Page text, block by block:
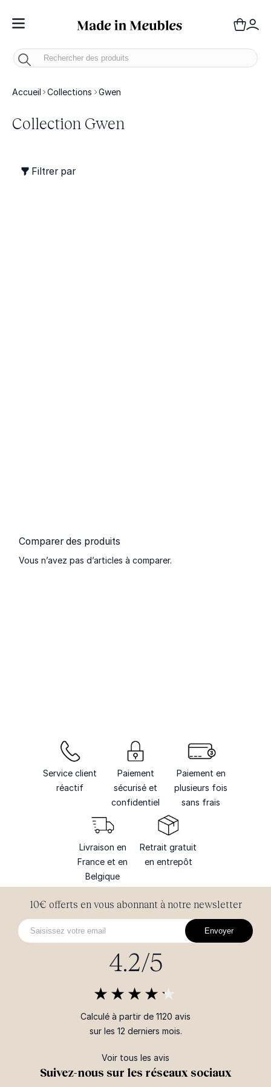
Toggle Nav
Accueil Collections Gwen
Collection Gwen
Filtrer par
Comparer des produits
Vous n’avez pas d’articles à comparer.
Service client
réactif
Paiement
sécurisé et
confidentiel
Paiement en
plusieurs fois
sans frais
Livraison en
France et en
Belgique
Retrait gratuit
en entrepôt
Suivez-nous sur les réseaux sociaux
10€ offerts en vous abonnant à notre newsletter
Envoyer
4.2/5
Calculé à partir de 1120 avis
sur les 12 derniers mois.
Voir tous les avis